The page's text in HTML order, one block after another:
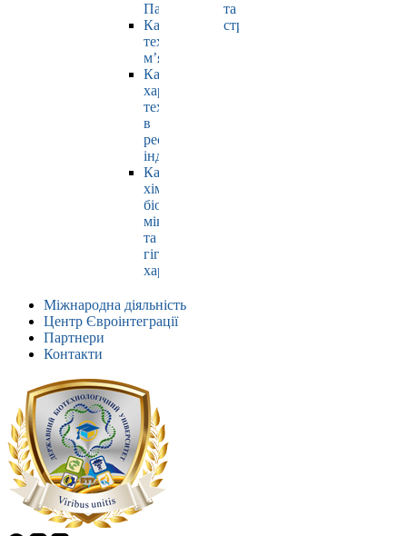
Павлюк
Кафедра
технології
м’яса
Кафедра
харчових
технологій
в
ресторанній
індустрії
Кафедра
хімії,
біохімії,
мікробіології
та
гігієни
харчування
та
страхування
Міжнародна діяльність
Центр Євроінтеграції
Партнери
Контакти